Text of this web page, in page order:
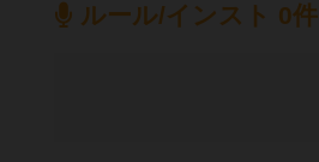
ルール/インスト 0件